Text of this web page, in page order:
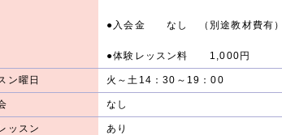
●入会金 なし （別途教材費有
●体験レッスン料 1,000円
ン曜日 火～土14：30～19：00
なし
ッスン あり